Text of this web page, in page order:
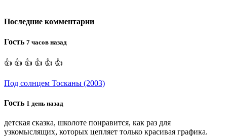
Последние комментарии
Гость 7 часов назад
👍 👍 👍 👍 👍 👍
Под солнцем Тосканы (2003)
Гость 1 день назад
детская сказка, школоте понравится, как раз для
узкомыслящих, которых цепляет только красивая графика.